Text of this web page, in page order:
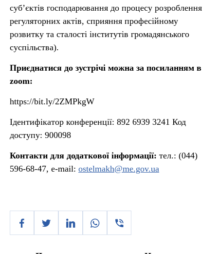
суб’єктів господарювання до процесу розроблення
регуляторних актів, сприяння професійному
розвитку та сталості інститутів громадянського
суспільства).
Приєднатися до зустрічі можна за посиланням в
zoom:
https://bit.ly/2ZMPkgW
Ідентифікатор конференції: 892 6939 3241 Код
доступу: 900098
Контакти для додаткової інформації: тел.: (044)
596-68-47, е-mail: ostelmakh@me.gov.ua